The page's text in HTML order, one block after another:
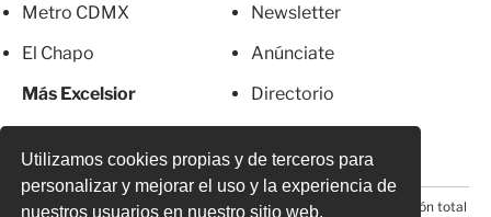
Utilizamos cookies propias y de terceros para
personalizar y mejorar el uso y la experiencia de
nuestros usuarios en nuestro sitio web.
Metro CDMX
El Chapo
Más Excelsior
Newsletter
Anúnciate
Directorio
© 2026 Todos los derechos reservados. Prohibida la reproducción total